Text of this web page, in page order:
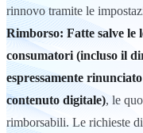
rinnovo tramite le
Rimborso: Fatte salve le
consumatori (incluso il
espressamente
contenuto digitale), le
rimborsabili. Le richieste